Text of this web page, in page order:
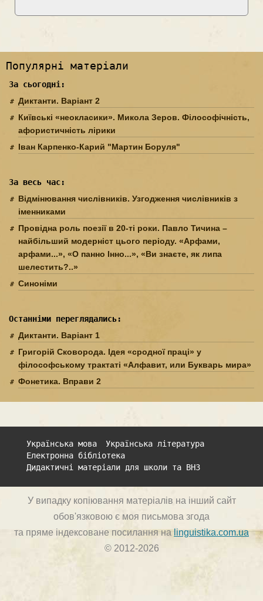
Популярні матеріали
За сьогодні:
Диктанти. Варіант 2
Київські «неокласики». Микола Зеров. Філософічність,
афористичність лірики
Іван Карпенко-Карий "Мартин Боруля"
За весь час:
Відмінювання числівників. Узгодження числівників з
іменниками
Провідна роль поезії в 20-ті роки. Павло Тичина –
найбільший модерніст цього періоду. «Арфами,
арфами...», «О панно Інно...», «Ви знаєте, як липа
шелестить?..»
Синоніми
Останніми переглядались:
Диктанти. Варіант 1
Григорій Сковорода. Ідея «сродної праці» у
філософському трактаті «Алфавит, или Букварь мира»
Фонетика. Вправи 2
Українська мова
Українська література
Електронна бібліотека
Дидактичні матеріали для школи та ВНЗ
У випадку копіювання матеріалів на інший сайт
обов'язковою є моя письмова згода
та пряме індексоване посилання наlinguistika.com.ua
© 2012-2026